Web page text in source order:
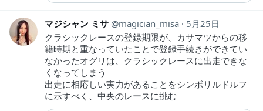
マジシャン ミサ magician_misa
5月25日
クラシックレースの登録期限が、カサマツからの移
籍時期と重なっていたことで登録手続きができてい
なかったオグリは、クラシックレースに出走できな
くなってしまう
出走に相応しい実力があることをシンボリルドルフ
に示すべく、中央のレースに挑む